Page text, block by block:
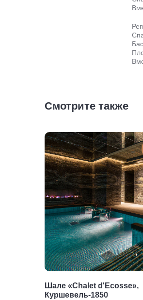
Смотрите также
Шале «Chalet d'Ecosse»,
Куршевель-1850